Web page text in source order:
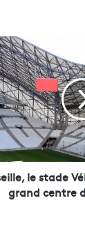
le stade
grand centre